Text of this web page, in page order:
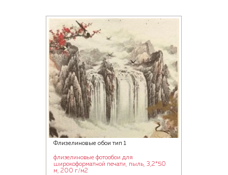
Флизелиновые обои тип 1
флизелиновые фотообои для
широкоформатной печати, пыль, 3,2*50
м, 200 г/м2